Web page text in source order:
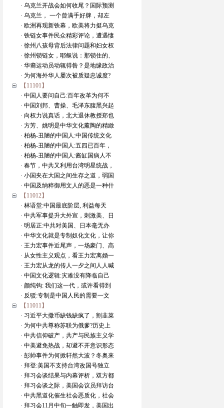
· 乌克兰开战会如何收尾？国际预测
· 乌克兰， 一个曾满手好牌，却左
· 欧洲再现新铁幕，欧美将力挺乌克
· 铁链女事件民众精彩评论，遭遇悽
· 徐州八孩母背后法律问题和妇女权
· 徐州锁链女，耶稣说：那锁住的、
· 华裔运动员动辄得咎？是地缘政治
· 为何海外华人屡次被质疑忠诚度?
【11101】
· 中国人要问自己:百年改革为何不
· 中国刘邦、曹操、毛泽东腹黑兴起
· 向权力说真话，北大退休教授郑也
· 方芳、姚明是中华文化薰陶的精緻
· 柏杨-丑陋的中国人:中国传统文化
· 柏杨-丑陋的中国人:五四已百年，
· 柏杨-丑陋的中国人:酱缸国病人不
· 春节，中共又利用台湾明星统战，
· 小国夹在大国之间生存之道，弱国
· 中国及纳粹御用文人的恶是一种什
【11012】
· 林语堂:中国最底阶层, 利益每天
· 中共军事提升大外宣，刺激美、日
· 明居正:中共对美国、日本毫无办
· 中华文化就是专制奴化文化，让你
· 王力宏事件近尾声，一场豪门、高
· 从女性主义观点，看王力宏离婚一
· 王力宏从龙的传人一夕之间人人喊
· 中国文化逻辑:灾难没有降临自己
· 颜纯钩: 我们这一代，或许看得到
· 反驳:专制是中国人民的需要一文
【11011】
· 习近平大撒币缺钱缺疯了，割韭菜
· 为何中共尊称苏联为俄爹?历史上
· 中共信仰破产，共产与民族主义学
· 中美避免热战，却避不开意识形态
· 彭帅事件为何掀轩然大波？冬奥来
· 拜登:美国不支持台湾改国号独立
· 拜习会谈结果与内幕评析，双方都
· 拜习会谈之际，美国会议员拜访台
· 中共黑道化催生社会恶质化，社会
· 拜习会11月中旬一触即发，美国出